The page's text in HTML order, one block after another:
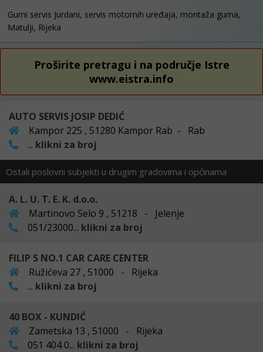
Gumi servis Jurdani, servis motornih uređaja, montaža guma,
Matulji, Rijeka
Proširite pretragu i na područje Istre
www.eistra.info
AUTO SERVIS JOSIP DEDIĆ
Kampor 225 , 51280 Kampor Rab - Rab
... klikni za broj
Ostali poslovni subjekti u drugim gradovima i općinama
A. L. U. T. E. K. d.o.o.
Martinovo Selo 9 , 51218 - Jelenje
051/23000... klikni za broj
FILIP S NO.1 CAR CARE CENTER
Ružićeva 27 , 51000 - Rijeka
... klikni za broj
40 BOX - KUNDIĆ
Zametska 13 , 51000 - Rijeka
051 404 0... klikni za broj